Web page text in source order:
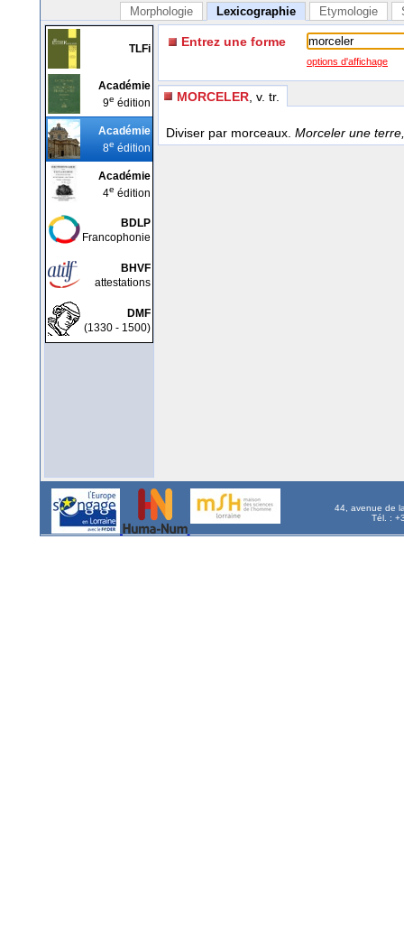
Morphologie Lexicographie Etymologie
TLFi
Académie
9e édition
Académie
8e édition
Académie
4e édition
BDLP
Francophonie
BHVF
attestations
DMF
(1330 - 1500)
Entrez une forme
options d'affichage
MORCELER , v. tr.
Diviser par morceaux. Morceler une
44, avenue de
Tél. :